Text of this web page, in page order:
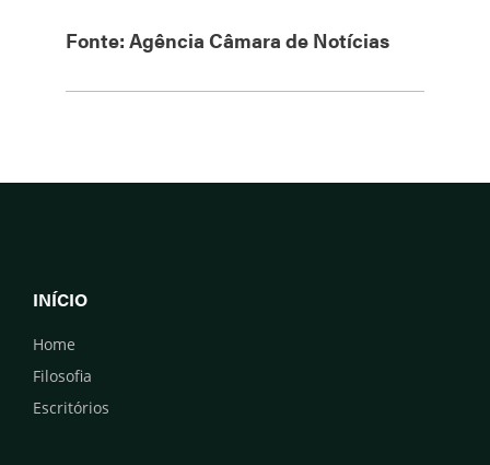
Fonte: Agência Câmara de Notícias
INÍCIO
Home
Filosofia
Escritórios